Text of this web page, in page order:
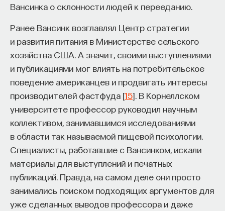
Вансинка о склонности людей к перееданию.
Ранее Вансинк возглавлял Центр стратегии
и развития питания в Министерстве сельского
хозяйства США. А значит, своими выступлениями
и публикациями мог влиять на потребительское
поведение американцев и продвигать интересы
производителей фастфуда [15]. В Корнеллском
университете профессор руководил научным
коллективом, занимавшимся исследованиями
в области так называемой пищевой психологии.
Специалисты, работавшие с Вансинком, искали
материалы для выступлений и печатных
публикаций. Правда, на самом деле они просто
занимались поиском подходящих аргументов для
уже сделанных выводов профессора и даже